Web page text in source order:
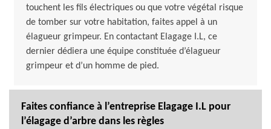
touchent les fils électriques ou que votre végétal risque
de tomber sur votre habitation, faites appel à un
élagueur grimpeur. En contactant Elagage I.L, ce
dernier dédiera une équipe constituée d’élagueur
grimpeur et d’un homme de pied.
Faites confiance à l’entreprise Elagage I.L pour
l’élagage d’arbre dans les règles